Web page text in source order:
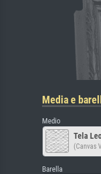
Media e
Medio
Tela
(Canvas
Barella